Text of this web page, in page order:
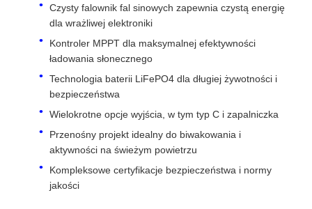
Czysty falownik fal sinowych zapewnia czystą energię
dla wrażliwej elektroniki
Kontroler MPPT dla maksymalnej efektywności
ładowania słonecznego
Technologia baterii LiFePO4 dla długiej żywotności i
bezpieczeństwa
Wielokrotne opcje wyjścia, w tym typ C i zapalniczka
Przenośny projekt idealny do biwakowania i
aktywności na świeżym powietrzu
Kompleksowe certyfikacje bezpieczeństwa i normy
jakości